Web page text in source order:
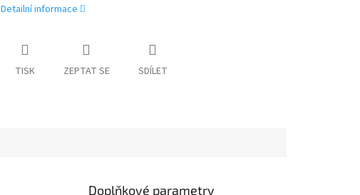
Detailní informace
TISK ZEPTAT SE SDÍLET
Doplňkové parametry